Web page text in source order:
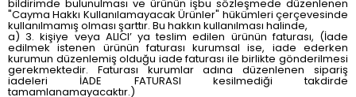
bildirimde bulunulması ve ürünün işbu sözleşmede düzenlenen
"Cayma Hakkı Kullanılamayacak Ürünler" hükümleri çerçevesinde
kullanılmamış olması şarttır. Bu hakkın kullanılması halinde,
a) 3. kişiye veya ALICI’ ya teslim edilen ürünün faturası, (İade
edilmek istenen ürünün faturası kurumsal ise, iade ederken
kurumun düzenlemiş olduğu iade faturası ile birlikte gönderilmesi
gerekmektedir. Faturası kurumlar adına düzenlenen sipariş
iadeleri İADE FATURASI kesilmediği takdirde
tamamlanamayacaktır.)